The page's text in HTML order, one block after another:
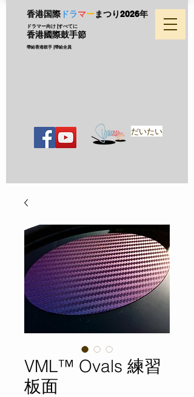
香港国際 ドラマーまつり2026年
ドラマー向け |すべてに
香港國際鼓手節
帶給香港鼓手 |帶給全員
だいたい
VML™ Ovals 練習
板面